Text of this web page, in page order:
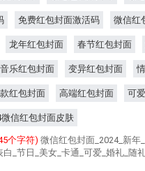
免费红包封面激活码 微信红
龙年红包封面 春节红包封面
音乐红包封面 变异红包封面
红包封面 高端红包封面 可
微信红包封面皮肤
个字符) 微信红包封面_2024_新年
白_节日_美女_卡通_可爱_婚礼_随